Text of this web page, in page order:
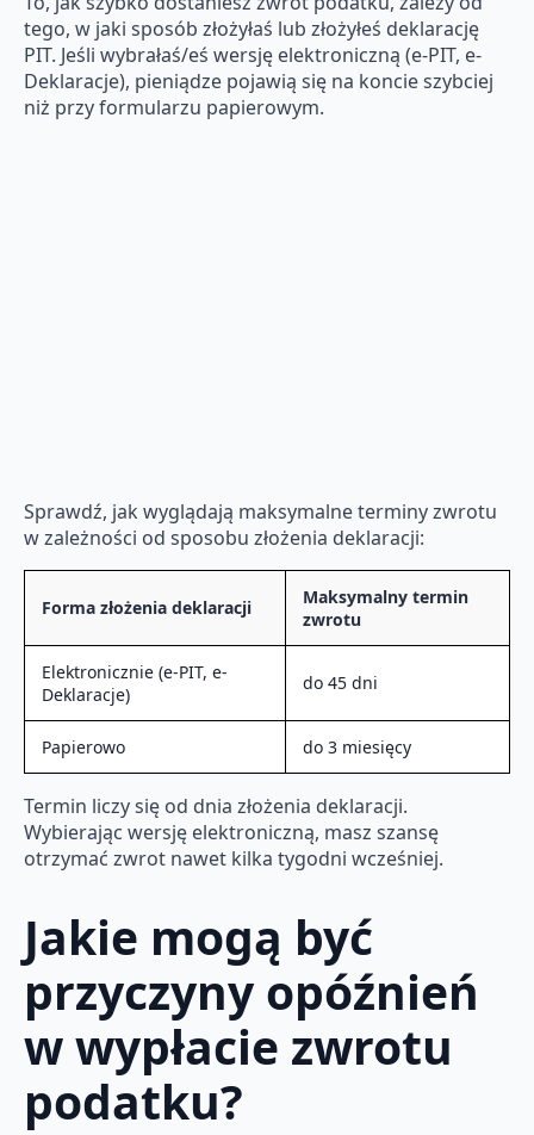
tego, w jaki sposób złożyłaś lub złożyłeś deklarację
PIT. Jeśli wybrałaś/eś wersję elektroniczną (e-PIT, e-
Deklaracje), pieniądze pojawią się na koncie szybciej
niż przy formularzu papierowym.
Sprawdź, jak wyglądają maksymalne terminy zwrotu
w zależności od sposobu złożenia deklaracji:
Forma złożenia deklaracji
Maksymalny termin
zwrotu
Elektronicznie (e-PIT, e-
Deklaracje)
do 45 dni
Papierowo do 3 miesięcy
Termin liczy się od dnia złożenia deklaracji.
Wybierając wersję elektroniczną, masz szansę
otrzymać zwrot nawet kilka tygodni wcześniej.
Jakie mogą być
przyczyny opóźnień
w wypłacie zwrotu
podatku?